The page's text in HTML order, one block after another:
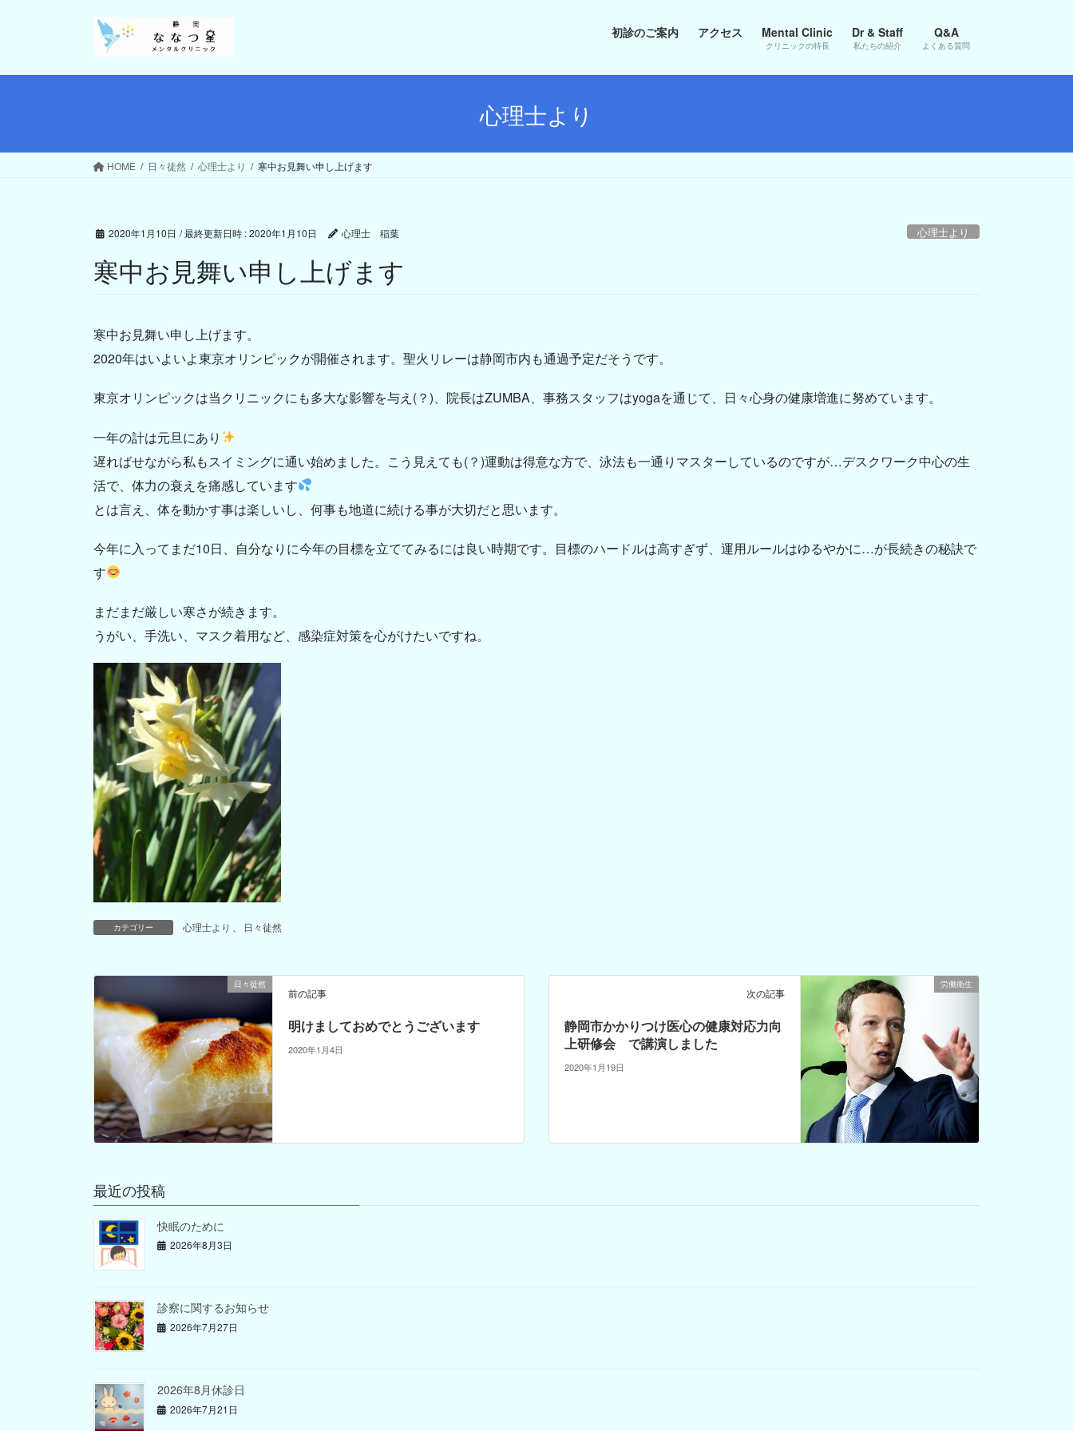
初診のご案内 アクセス Mental Clinic
クリニックの特長
Dr & Staff
私たちの紹介
Q&A
よくある質問
心理士より
HOME 日々徒然 心理士より 寒中お見舞い申し上げます
2020年1月10日 / 最終更新日時 :2020年1月10日 心理士 稲葉 心理士より
寒中お見舞い申し上げます
寒中お見舞い申し上げます。
2020年はいよいよ東京オリンピックが開催されます。聖火リレーは静岡市内も通過予定だそうです。
東京オリンピックは当クリニックにも多大な影響を与え(？)、院長はZUMBA、事務スタッフはyogaを通じて、日々心身の健康増進に努めています。
一年の計は元旦にあり
遅ればせながら私もスイミングに通い始めました。こう見えても(？)運動は得意な方で、泳法も一通りマスターしているのですが…デスクワーク中心の生
活で、体力の衰えを痛感しています
とは言え、体を動かす事は楽しいし、何事も地道に続ける事が大切だと思います。
今年に入ってまだ10日、自分なりに今年の目標を立ててみるには良い時期です。目標のハードルは高すぎず、運用ルールはゆるやかに…が長続きの秘訣で
す
まだまだ厳しい寒さが続きます。
うがい、手洗い、マスク着用など、感染症対策を心がけたいですね。
カテゴリー 心理士より 日々徒然
日々徒然
前の記事
明けましておめでとうございます
2020年1月4日
労働衛生
次の記事
静岡市かかりつけ医心の健康対応力向
上研修会 で講演しました
2020年1月19日
最近の投稿
快眠のために
2026年8月3日
診察に関するお知らせ
2026年7月27日
2026年8月休診日
2026年7月21日